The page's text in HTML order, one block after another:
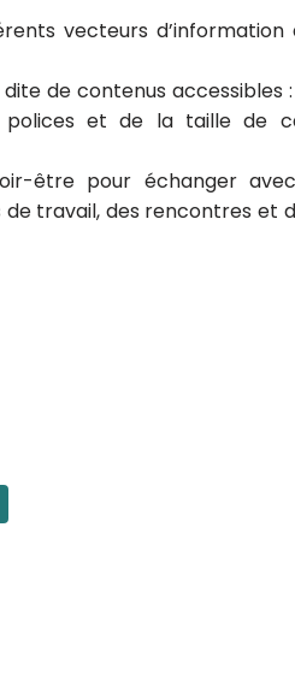
vecteurs d’information
de contenus accessibles
et de la taille de
être pour échanger
travail, des rencontres et